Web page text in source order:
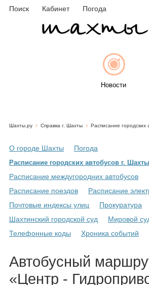
Поиск Кабинет Погода
Новости
Объявления
Каталог
Инфо
Шахты.ру Справка г. Шахты Расписание городских
О городе Шахты Погода
Расписание городских автобусов г. Шахты
Расписание междугородних автобусов
Расписание поездов
Расписание
Почтовые индексы улиц
Прокуратура
Шахтинский городской суд
Мировой
Телефонные коды
Хроника событий
Автобусный
«Центр -